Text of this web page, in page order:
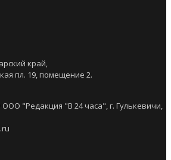
край,
пл. 19, помещение 2.
"Редакция "В 24 часа", г. Гулькевичи,